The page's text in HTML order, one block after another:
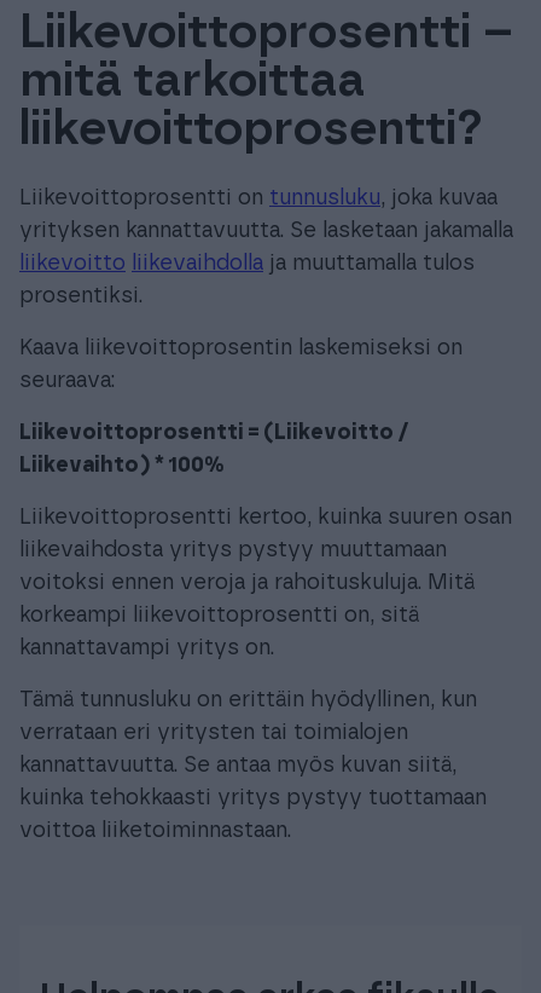
Tuki & Koulutus
Meistä & Ajankohtaista
Tilaa Procountor
Kokeile maksutta
Kirjaudu
Liikevoittoprosentti –
mitä tarkoittaa
liikevoittoprosentti?
Liikevoittoprosentti on tunnusluku, joka kuvaa
yrityksen kannattavuutta. Se lasketaan jakamalla
liikevoitto
liikevaihdolla ja muuttamalla tulos
prosentiksi.
Kaava liikevoittoprosentin laskemiseksi on
seuraava:
Liikevoittoprosentti = (Liikevoitto /
Liikevaihto) * 100%
Liikevoittoprosentti kertoo, kuinka suuren osan
liikevaihdosta yritys pystyy muuttamaan
voitoksi ennen veroja ja rahoituskuluja. Mitä
korkeampi liikevoittoprosentti on, sitä
kannattavampi yritys on.
Tämä tunnusluku on erittäin hyödyllinen, kun
verrataan eri yritysten tai toimialojen
kannattavuutta. Se antaa myös kuvan siitä,
kuinka tehokkaasti yritys pystyy tuottamaan
voittoa liiketoiminnastaan.